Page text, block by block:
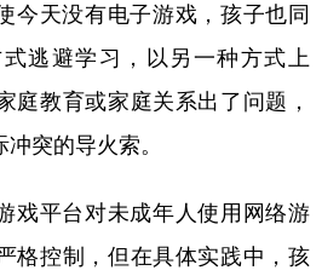
天没有电子游戏，孩子也同
逃避学习，以另一种方式上
庭教育或家庭关系出了问题，
突的导火索。
平台对未成年人使用网络游
格控制，但在具体实践中，孩